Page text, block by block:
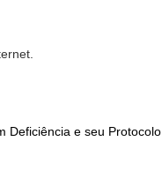
Deficiência e seu Protocolo